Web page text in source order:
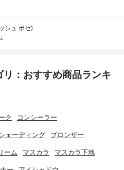
シュ ポゼ)
：おすすめ商品ランキ
ク コンシーラー
ェーディング ブロンザー
ーム マスカラ マスカラ下地